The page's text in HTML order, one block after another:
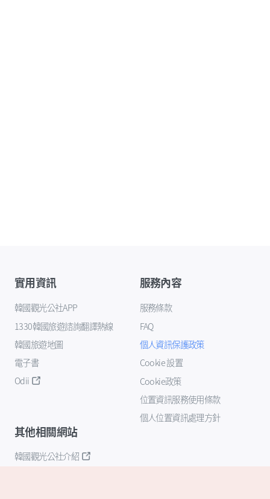
實用資訊
韓國觀光公社APP
1330韓國旅遊諮詢翻譯熱線
韓國旅遊地圖
電子書
Odii
服務內容
服務條款
FAQ
個人資訊保護政策
Cookie 設置
Cookie政策
位置資訊服務使用條款
個人位置資訊處理方針
其他相關網站
韓國觀光公社介紹